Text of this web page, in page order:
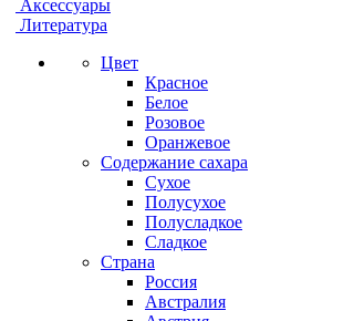
Аксессуары
Литература
Цвет
Красное
Белое
Розовое
Оранжевое
Содержание сахара
Сухое
Полусухое
Полусладкое
Сладкое
Страна
Россия
Австралия